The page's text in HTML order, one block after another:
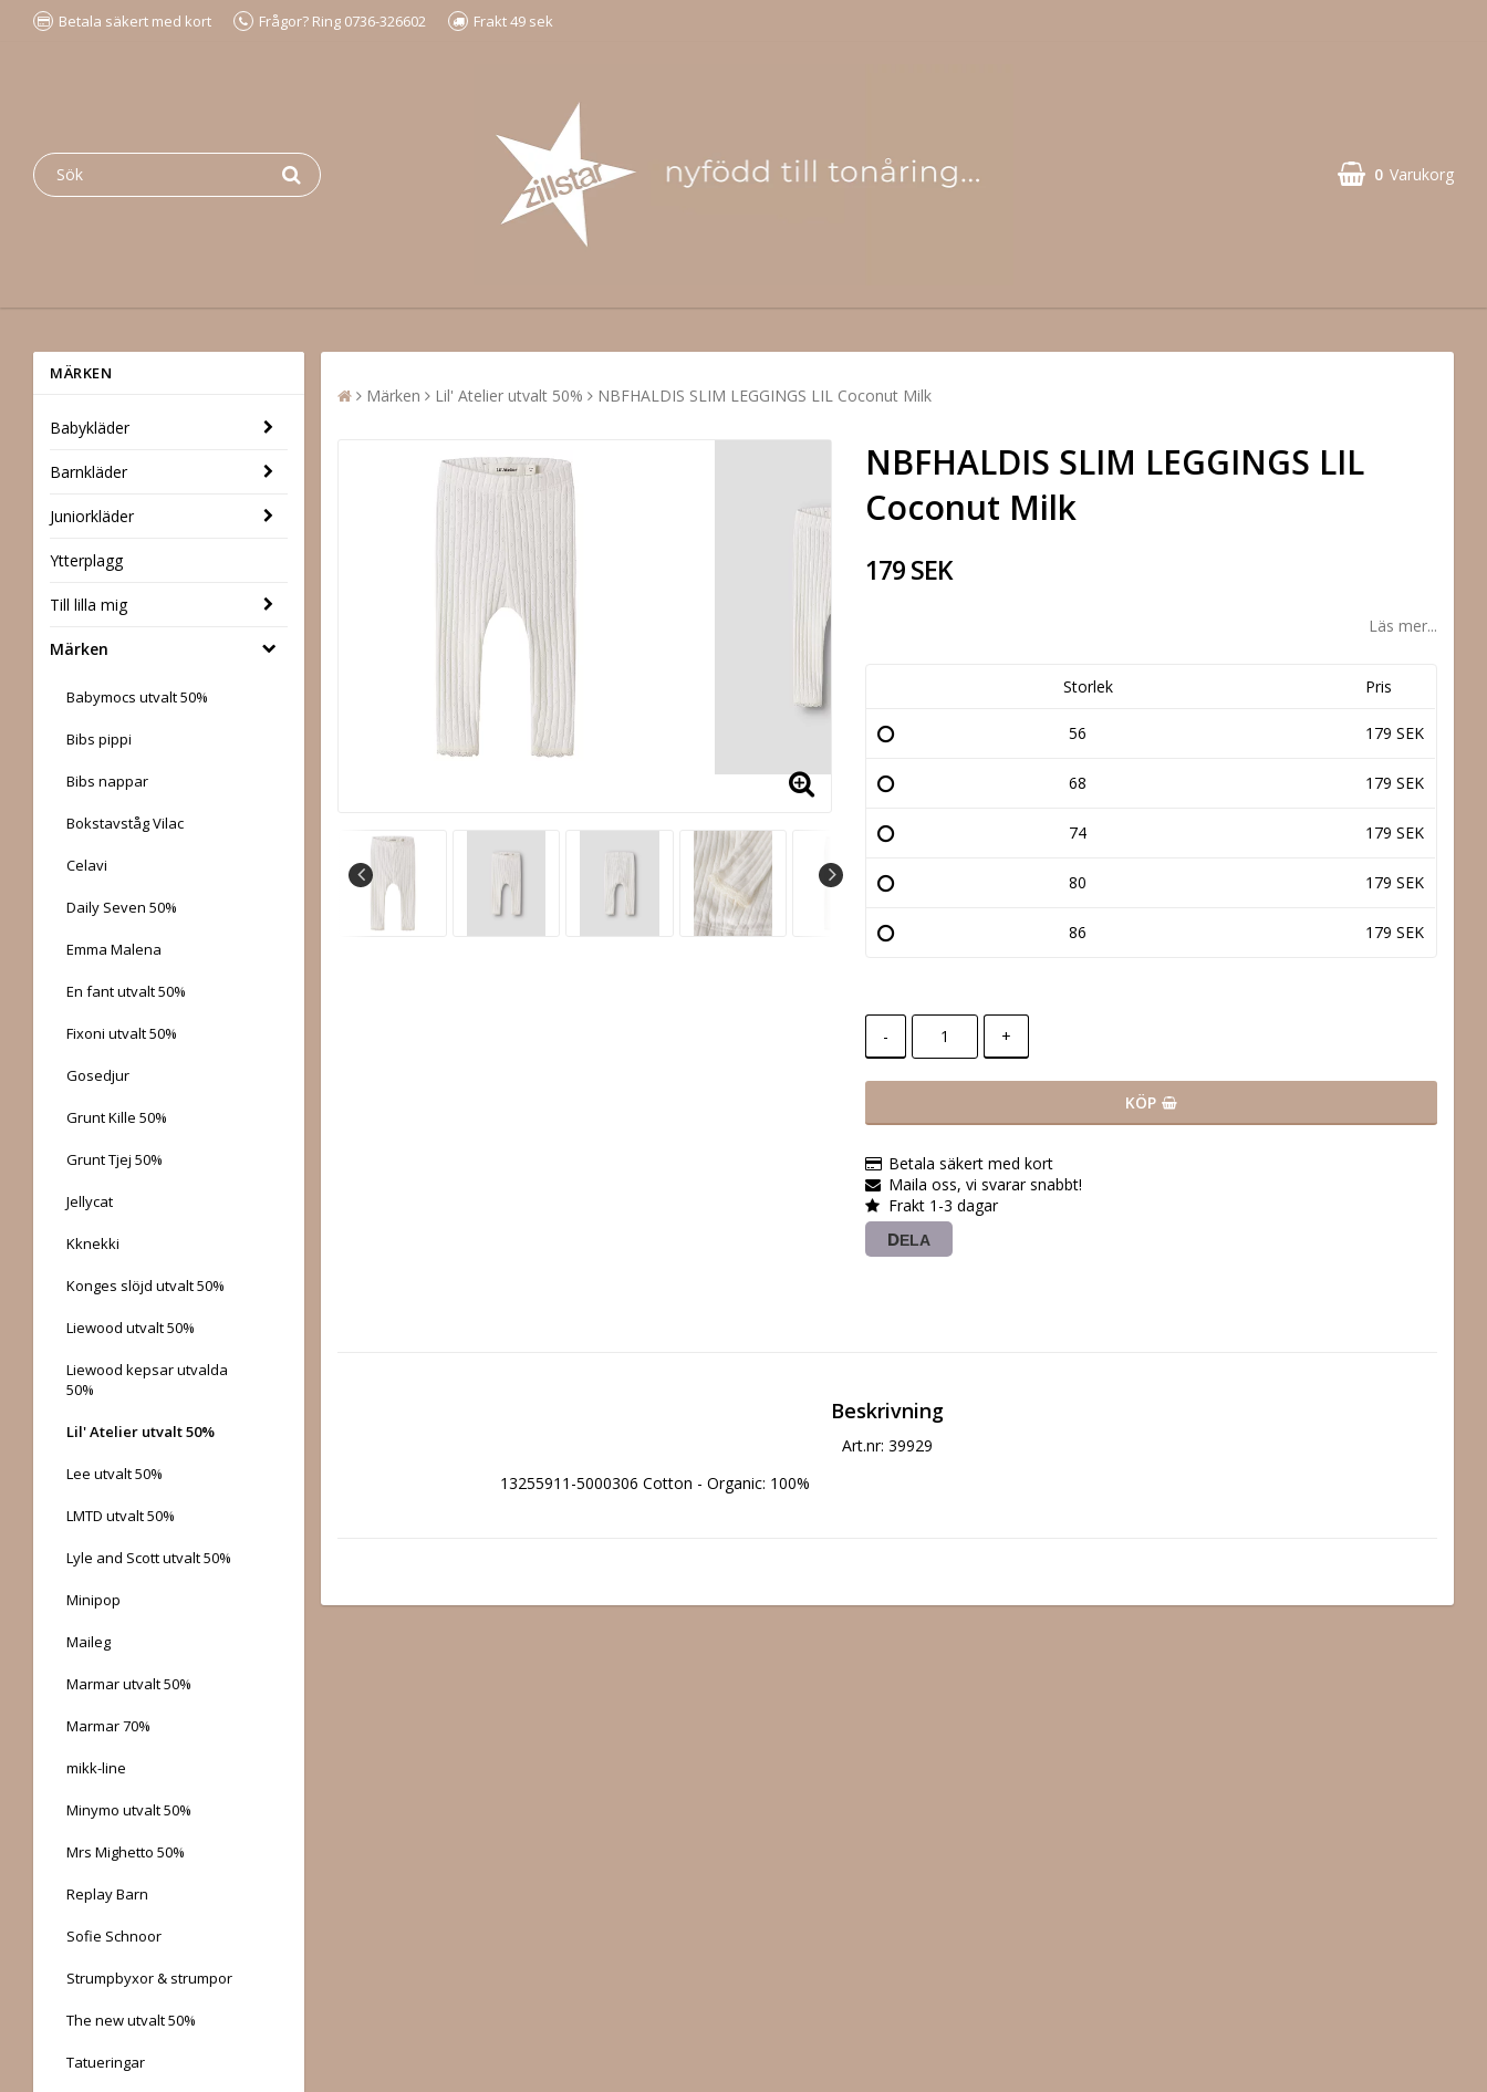
Betala säkert med kort Frågor? Ring 0736-326602 Frakt 49 sek
0 Varukorg
MÄRKEN
Babykläder
Barnkläder
Juniorkläder
Ytterplagg
Till lilla mig
Märken
Babymocs utvalt 50%
Bibs pippi
Bibs nappar
Bokstavståg Vilac
Celavi
Daily Seven 50%
Emma Malena
En fant utvalt 50%
Fixoni utvalt 50%
Gosedjur
Grunt Kille 50%
Grunt Tjej 50%
Jellycat
Kknekki
Konges slöjd utvalt 50%
Liewood utvalt 50%
Liewood kepsar utvalda
50%
Lil' Atelier utvalt 50%
Lee utvalt 50%
LMTD utvalt 50%
Lyle and Scott utvalt 50%
Minipop
Maileg
Marmar utvalt 50%
Marmar 70%
mikk-line
Minymo utvalt 50%
Mrs Mighetto 50%
Replay Barn
Sofie Schnoor
Strumpbyxor & strumpor
The new utvalt 50%
Tatueringar
Märken Lil' Atelier utvalt 50% NBFHALDIS SLIM LEGGINGS LIL Coconut Milk
NBFHALDIS SLIM LEGGINGS LIL
Coconut Milk
179 SEK
Läs mer...
Storlek Pris
56 179 SEK
68 179 SEK
74 179 SEK
80 179 SEK
86 179 SEK
- +
KÖP
Betala säkert med kort
Maila oss, vi svarar snabbt!
Frakt 1-3 dagar
DELA
Beskrivning
Art.nr: 39929
13255911-5000306 Cotton - Organic: 100%